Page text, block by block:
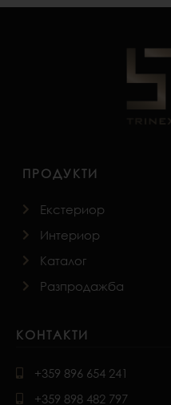
ПРОДУКТИ
Екстериор
Интериор
Каталог
Разпродажба
КОНТАКТИ
+359 896 654 241
+359 898 482 797